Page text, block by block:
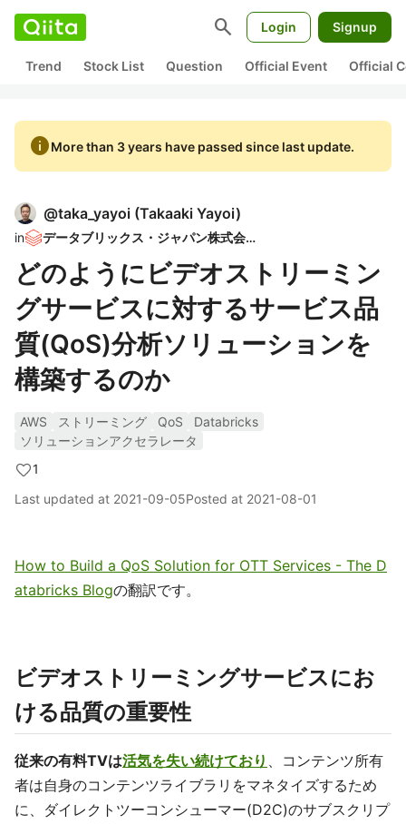
search Login Signup
Trend Stock List Question Official Event Official
infoMore than 3 years have passed since last update.
@taka_yayoi (Takaaki Yayoi)
in データブリックス・ジャパン株式会社
どのようにビデオストリーミン
グサービスに対するサービス品
質(QoS)分析ソリューションを
構築するのか
AWS ストリーミング QoS
Databricks
ソリューションアクセラレータ
1
Last updated at 2021-09-05Posted at 2021-08-01
How to Build a QoS Solution for OTT Services - The D
atabricks Blogの翻訳です。
ビデオストリーミングサービスにお
ける品質の重要性
従来の有料TVは活気を失い続けており 、コンテンツ所有
者は自身のコンテンツライブラリをマネタイズするため
に、ダイレクトツーコンシューマー(D2C)のサブスクリプ